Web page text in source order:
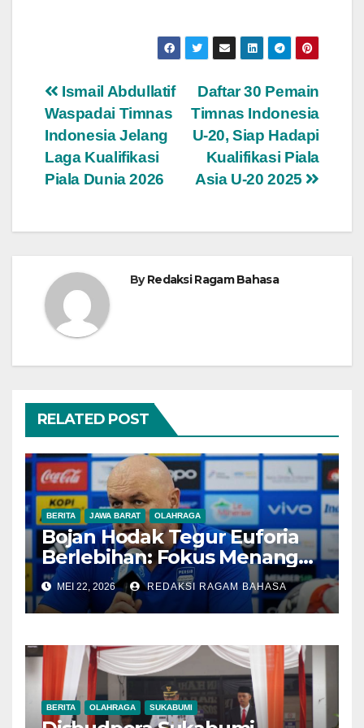
Navigasi
pos
Daftar 30 Pemain
Timnas Indonesia
U-20, Siap Hadapi
Kualifikasi Piala
Asia U-20 2025
Ismail Abdullatif
Waspadai Timnas
Indonesia Jelang
Laga Kualifikasi
Piala Dunia 2026
ByRedaksi Ragam Bahasa
RELATED POST
BERITA JAWA BARAT OLAHRAGA
Bojan Hodak Tegur Euforia
Berlebihan: Fokus Menang
Dulu, Bukan Konvoi
MEI 22, 2026 REDAKSI RAGAM BAHASA
BERITA OLAHRAGA SUKABUMI